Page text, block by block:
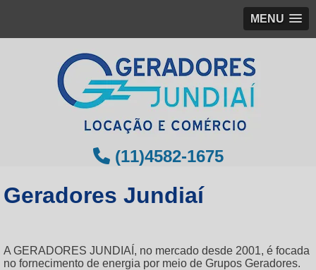
MENU
(11)4582-1675
Geradores Jundiaí
A GERADORES JUNDIAÍ, no mercado desde 2001, é focada
no fornecimento de energia por meio de Grupos Geradores.